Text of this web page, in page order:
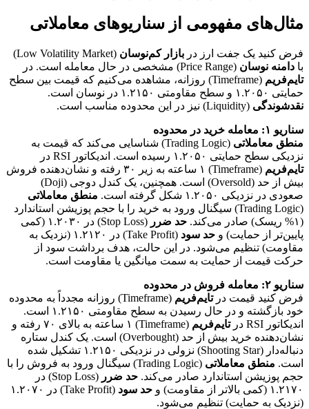
مثال‌های مفهومی از سناریوهای معاملاتی
فرض کنید یک جفت ارز در بازار کم‌نوسان
(Low Volatility Market)
با دامنه نوسان (Price Range) مشخصی در حال معامله است. در
تایم‌فریم
(Timeframe) روزانه، مشاهده می‌کنیم که قیمت بین سطح
حمایتی ۱.۲۰۵۰ و سطح مقاومتی ۱.۲۱۵۰ در نوسان است.
نقدشوندگی (Liquidity) نیز در این محدوده مناسب است.
سناریو ۱: معامله خرید در محدوده
منطق معاملاتی
(Trading Logic) شناسایی می‌کند که قیمت به
نزدیکی سطح حمایتی ۱.۲۰۵۰ رسیده است. اندیکاتور RSI در
تایم‌فریم
(Timeframe) ۱ ساعته به زیر ۳۰ رفته و نشان‌دهنده فروش
بیش از حد (Oversold) است. همچنین، یک کندل دوجی (Doji)
صعودی در نزدیکی ۱.۲۰۵۰ شکل گرفته است.
منطق معاملاتی
(Trading Logic) سیگنال ورود به خرید را با حجم پوزیشن استاندارد
(۱% ریسک) صادر می‌کند.
حد ضرر
(Stop Loss) در ۱.۲۰۳۰ (کمی
پایین‌تر از حمایت) و حد سود
(Take Profit) در ۱.۲۱۲۰ (نزدیک به
مقاومت) تنظیم می‌شود. در این حالت، هدف برداشت سود از
حرکت قیمت از حمایت به سمت میانگین یا مقاومت است.
سناریو ۲: معامله فروش در محدوده
فرض کنید قیمت درتایم‌فریم
(Timeframe) روزانه مجدداً به محدوده
خود بازگشته و در حال رسیدن به سطح مقاومتی ۱.۲۱۵۰ است.
اندیکاتور RSI در
تایم‌فریم
(Timeframe) ۱ ساعته به بالای ۷۰ رفته و
نشان‌دهنده خرید بیش از حد (Overbought) است. یک کندل ستاره
دنباله‌دار (Shooting Star) نزولی در نزدیکی ۱.۲۱۵۰ تشکیل شده
است. منطق معاملاتی
(Trading Logic) سیگنال ورود به فروش را با
حجم پوزیشن استاندارد صادر می‌کند. حد ضرر
(Stop Loss) در
۱.۲۱۷۰ (کمی بالاتر از مقاومت) و
حد سود
(Take Profit) در ۱.۲۰۷۰
(نزدیک به حمایت) تنظیم می‌شود.